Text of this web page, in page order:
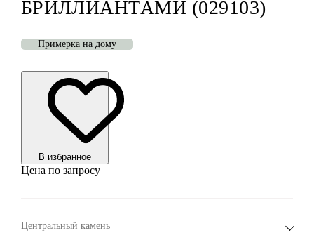
БРИЛЛИАНТАМИ (029103)
Примерка на дому
В избранноe
Цена по запросу
Центральный камень